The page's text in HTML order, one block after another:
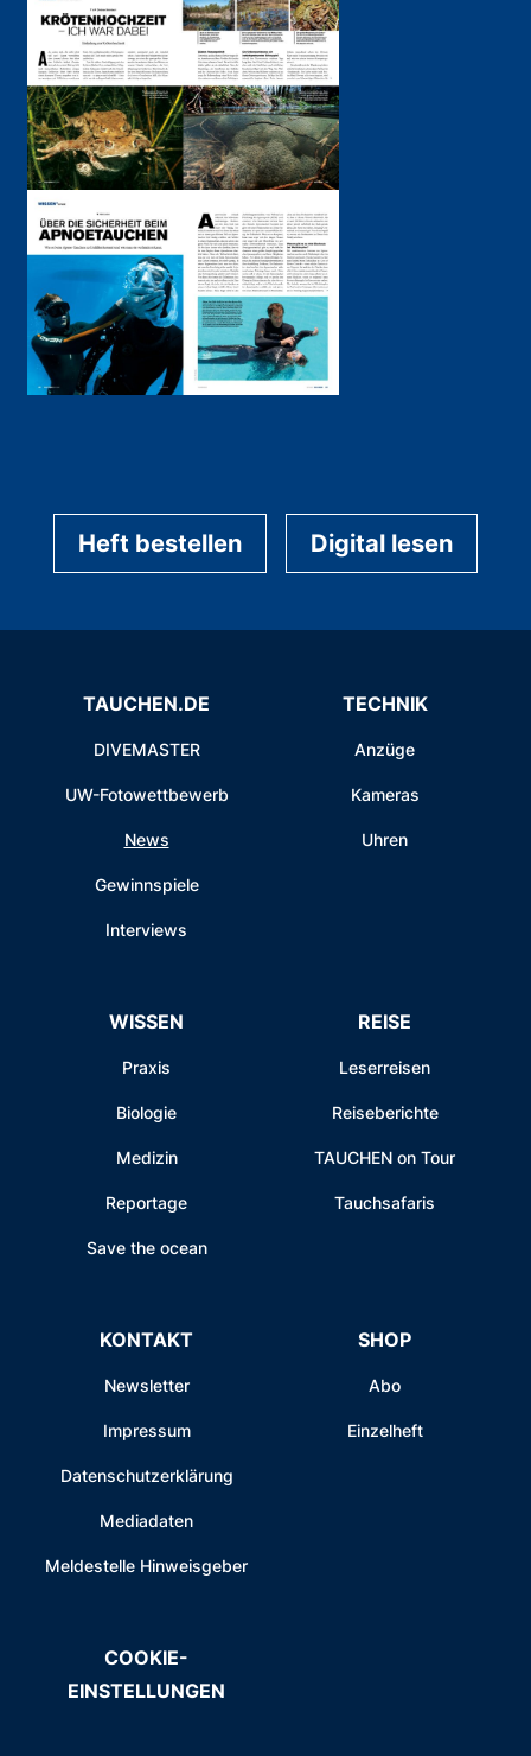
Heft bestellen Digital lesen
TAUCHEN.DE
DIVEMASTER
UW-Fotowettbewerb
News
Gewinnspiele
Interviews
TECHNIK
Anzüge
Kameras
Uhren
WISSEN
Praxis
Biologie
Medizin
Reportage
Save the ocean
REISE
Leserreisen
Reiseberichte
TAUCHEN on Tour
Tauchsafaris
KONTAKT
Newsletter
Impressum
Datenschutzerklärung
Mediadaten
Meldestelle Hinweisgeber
SHOP
Abo
Einzelheft
COOKIE-
EINSTELLUNGEN